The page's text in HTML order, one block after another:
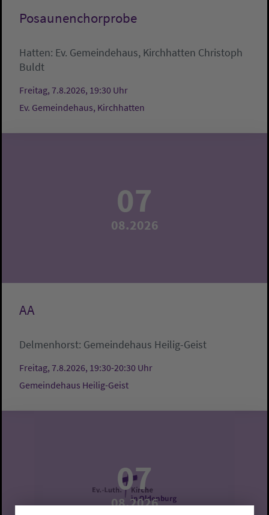
Posaunenchorprobe
Hatten: Ev. Gemeindehaus, Kirchhatten Christoph
Buldt
Freitag, 7.8.2026, 19:30 Uhr
Ev. Gemeindehaus, Kirchhatten
07
08.2026
AA
Delmenhorst: Gemeindehaus Heilig-Geist
Freitag, 7.8.2026, 19:30-20:30 Uhr
Gemeindehaus Heilig-Geist
07
08.2026